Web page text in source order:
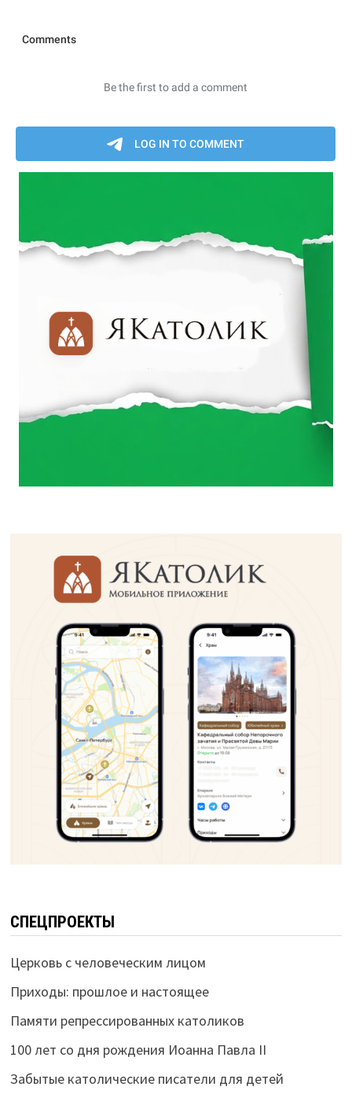
СПЕЦПРОЕКТЫ
Церковь с человеческим лицом
Приходы: прошлое и настоящее
Памяти репрессированных католиков
100 лет со дня рождения Иоанна Павла II
Забытые католические писатели для детей